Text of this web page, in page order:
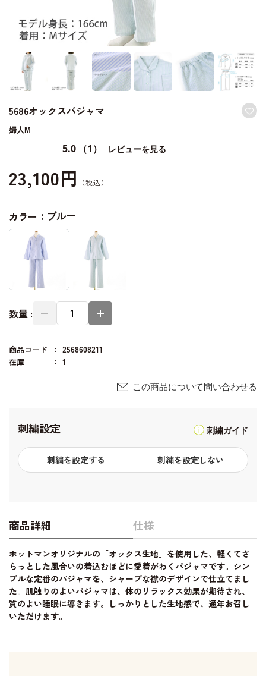
5686オックスパジャマ
婦人M
5.0 （1） レビューを見る
23,100円
カラー： ブルー
数量 :
商品コード
2568608211
在庫
1
この商品について問い合わせる
刺繍設定 刺繍ガイド
刺繍を設定する 刺繍を設定しない
商品詳細 仕様
ホットマンオリジナルの「オックス生地」を使用した、軽くてさ
らっとした風合いの着込むほどに愛着がわくパジャマです。シン
プルな定番のパジャマを、シャープな襟のデザインで仕立てまし
た。肌触りのよいパジャマは、体のリラックス効果が期待され、
質のよい睡眠に導きます。しっかりとした生地感で、通年お召し
いただけます。